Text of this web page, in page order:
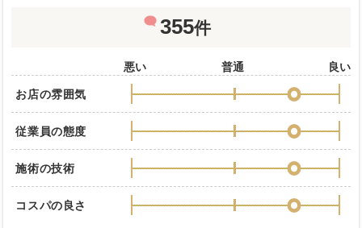
355件
悪い 普通 良い
お店の雰囲気
従業員の態度
施術の技術
コスパの良さ